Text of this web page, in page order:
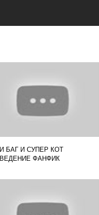
БАГ И СУПЕР КОТ
ФАНФИК